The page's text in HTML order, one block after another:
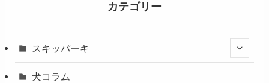
カテゴリー
スキッパーキ
犬コラム